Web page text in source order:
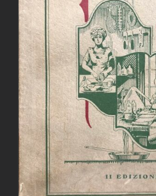
AGGIUNGI AL CARRELLO